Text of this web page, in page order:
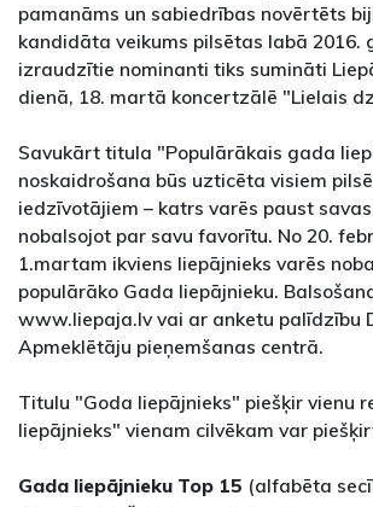
pamanāms un sabiedrības novērtēts
kandidāta veikums pilsētas labā 2016.
izraudzītie nominanti tiks sumināti
dienā, 18. martā koncertzālē "Lielais
Savukārt titula "Populārākais gada
noskaidrošana būs uzticēta visiem
iedzīvotājiem – katrs varēs paust
nobalsojot par savu favorītu. No 20.
1.martam ikviens liepājnieks varēs
populārāko Gada liepājnieku.
www.liepaja.lv vai ar anketu palīdzību
Apmeklētāju pieņemšanas centrā.
Titulu "Goda liepājnieks" piešķir vienu
liepājnieks" vienam cilvēkam var
Gada liepājnieku Top 15 (alfabēta